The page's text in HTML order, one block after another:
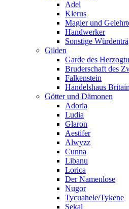
Adel
Klerus
Magier und
Handwerker
Sonstige
Gilden
Garde des
Bruderschaft des
Falkenstein
Handelshaus Britain
Götter und Dämonen
Adoria
Ludia
Glaron
Aestifer
Alwyzz
Cunna
Libanu
Lorica
Der Namenlose
Nugor
Tycuahele/Tykene
Sekal